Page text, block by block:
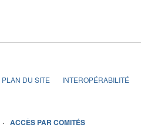
PLAN DU SITE INTEROPÉRABILITÉ
ACCÈS PAR COMITÉS